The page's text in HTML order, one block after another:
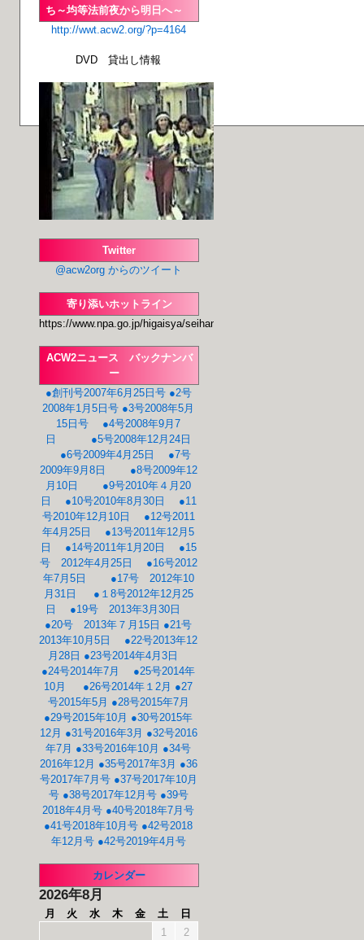
ち～均等法前夜から明日へ～
http://wwt.acw2.org/?p=4164
DVD 貸出し情報
Twitter
@acw2org からのツイート
寄り添いホットライン
https://www.npa.go.jp/higaisya/seihanzai/
ACW2ニュース バックナンバ
ー
●創刊号2007年6月25日号 ●2号
2008年1月5日号 ●3号2008年5月
15日号
●4号2008年9月7
日
●5号2008年12月24日
●6号2009年4月25日
●7号
2009年9月8日
●8号2009年12
月10日
●9号2010年４月20
日
●10号2010年8月30日
●11
号2010年12月10日
●12号2011
年4月25日
●13号2011年12月5
日
●14号2011年1月20日
●15
号 2012年4月25日
●16号2012
年7月5日
●17号 2012年10
月31日
●１8号2012年12月25
日
●19号 2013年3月30日
●20号 2013年７月15日 ●21号
2013年10月5日
●22号2013年12
月28日 ●23号2014年4月3日
●24号2014年7月
●25号2014年
10月
●26号2014年１2月 ●27
号2015年5月 ●28号2015年7月
●29号2015年10月 ●30号2015年
12月 ●31号2016年3月 ●32号2016
年7月 ●33号2016年10月 ●34号
2016年12月 ●35号2017年3月 ●36
号2017年7月号 ●37号2017年10月
号 ●38号2017年12月号 ●39号
2018年4月号 ●40号2018年7月号
●41号2018年10月号 ●42号2018
年12月号 ●42号2019年4月号
カレンダー
2026年8月
月 火 水 木 金 土
日
1
2